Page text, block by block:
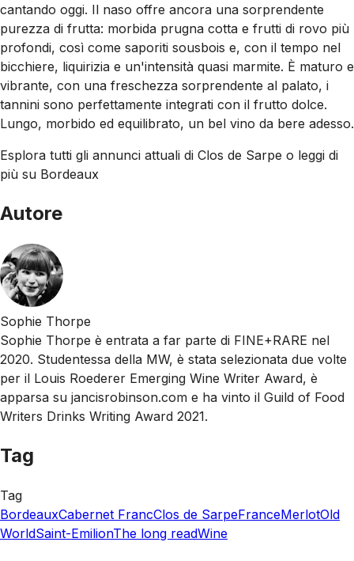
cantando oggi. Il naso offre ancora una sorprendente
purezza di frutta: morbida prugna cotta e frutti di rovo più
profondi, così come saporiti sousbois e, con il tempo nel
bicchiere, liquirizia e un'intensità quasi marmite. È maturo e
vibrante, con una freschezza sorprendente al palato, i
tannini sono perfettamente integrati con il frutto dolce.
Lungo, morbido ed equilibrato, un bel vino da bere adesso.
Esplora tutti gli annunci attuali di Clos de Sarpe o leggi di
più su Bordeaux
Autore
Sophie Thorpe
Sophie Thorpe è entrata a far parte di FINE+RARE nel
2020. Studentessa della MW, è stata selezionata due volte
per il Louis Roederer Emerging Wine Writer Award, è
apparsa su jancisrobinson.com e ha vinto il Guild of Food
Writers Drinks Writing Award 2021.
Tag
Tag
BordeauxCabernet FrancClos de SarpeFranceMerlotOld
WorldSaint-EmilionThe long readWine